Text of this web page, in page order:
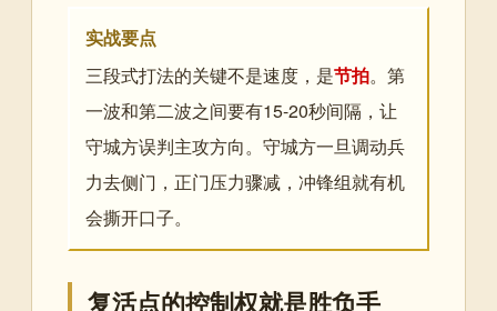
实战要点
三段式打法的关键不是速度，是节拍。第
一波和第二波之间要有15-20秒间隔，让
守城方误判主攻方向。守城方一旦调动兵
力去侧门，正门压力骤减，冲锋组就有机
会撕开口子。
复活点的控制权就是胜负手